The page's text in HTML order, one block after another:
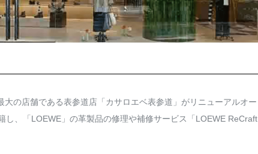
の店舗である表参道店「カサロエベ表参道」がリニューアルオー
、「LOEWE」の革製品の修理や補修サービス「LOEWE ReCraft